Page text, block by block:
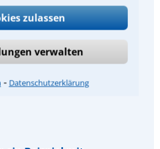
zulassen
verwalten
⁃ Datenschutzerklärung
der
„Miet-
des
juristischen Fachverlags Dr.
Schmidt, Köln.